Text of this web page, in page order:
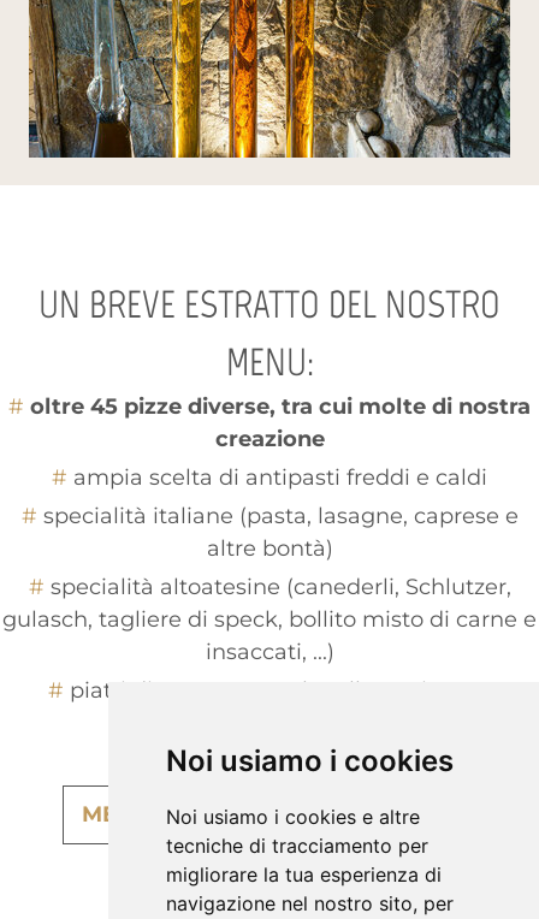
Noi usiamo i cookies
Noi usiamo i cookies e altre
tecniche di tracciamento per
migliorare la tua esperienza di
navigazione nel nostro sito, per
UN BREVE ESTRATTO DEL NOSTRO
MENU:
oltre 45 pizze diverse, tra cui molte di nostra
creazione
ampia scelta di antipasti freddi e caldi
specialità italiane (pasta, lasagne, caprese e
altre bontà)
specialità altoatesine (canederli, Schlutzer,
gulasch, tagliere di speck, bollito misto di carne e
insaccati, ...)
piatti di pesce una volta alla settimana
MENU - CONSEGNA A DOMICILIO